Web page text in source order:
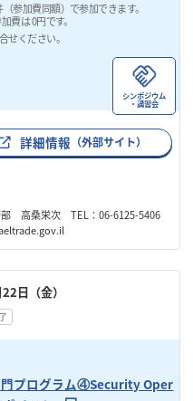
参加費同額）で参加できます。
費は 0円です。
せください。
シンポジウム
・講習会
詳細情報 （外部サイト）
高桑栄次 TEL：06-6125-5406
日（金）
門プログラム④Security Oper